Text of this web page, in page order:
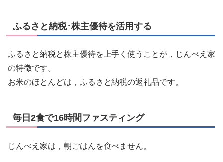
ふるさと納税･株主優待を活用する
ふるさと納税と株主優待を上手く使うことが，じんべえ家
の特徴です。
お米のほとんどは，ふるさと納税の返礼品です。
毎日2食で16時間ファスティング
じんべえ家は，朝ごはんを食べません。